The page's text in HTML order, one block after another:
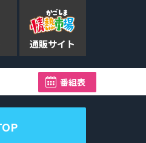
通販サイト
台風13号が奄美に猛
番組表